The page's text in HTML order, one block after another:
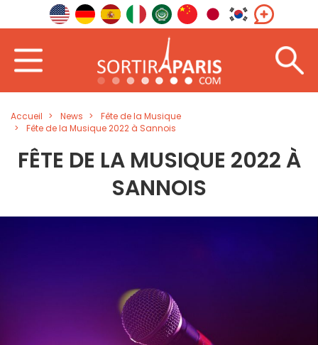
Accueil News
Fête de la Musique
Fête de la Musique 2022 à Sannois
FÊTE DE LA MUSIQUE 2022 À
SANNOIS